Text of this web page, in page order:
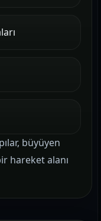
büyüyen
hareket alanı